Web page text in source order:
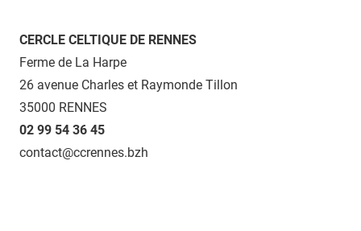
CERCLE CELTIQUE DE RENNES
Ferme de La Harpe
26 avenue Charles et Raymonde Tillon
35000 RENNES
02 99 54 36 45
contact@ccrennes.bzh